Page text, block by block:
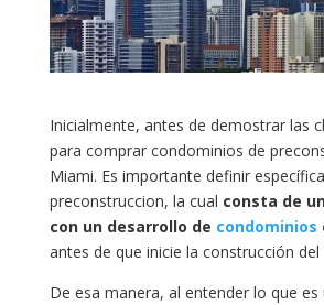
Inicialmente, antes de demostrar las
para comprar condominios de
Miami. Es importante definir
preconstruccion, la cual consta de
con un desarrollo de condominios
antes de que inicie la construcción
De esa manera, al entender lo que es